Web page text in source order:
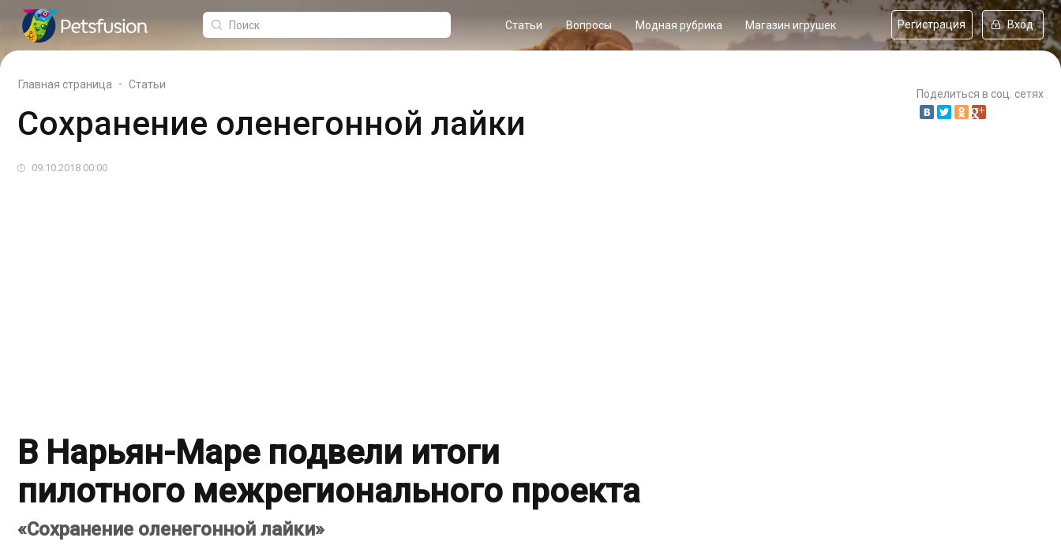
Статьи Вопросы Модная рубрика Магазин игрушек Регистрация Вход
Главная страница - Статьи
Сохранение оленегонной лайки
09.10.2018 00:00
Поделиться в соц. сетях
В Нарьян-Маре подвели итоги
пилотного межрегионального проекта
«Сохранение оленегонной лайки»